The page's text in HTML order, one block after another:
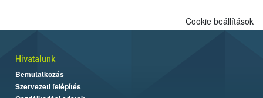
Cookie beállítások
Hivatalunk
Bemutatkozás
Szervezeti felépítés